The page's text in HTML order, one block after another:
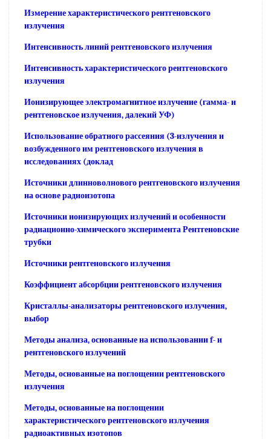
Измерение характеристического рентгеновского
излучения
Интенсивность линий рентгеновского излучения
Интенсивность характеристического рентгеновского
излучения
Ионизирующее электромагнитное излучение (гамма- и
рентгеновское излучения, далекий УФ)
Использование обратного рассеяния (3-излучения и
возбужденного им рентгеновского излучения в
исследованиях (доклад
Источники длинноволнового рентгеновского излучения
на основе радиоизотопа
Источники ионизирующих излучений и особенности
радиационно-химического эксперимента Рентгеновские
трубки
Источники рентгеновского излучения
Коэффициент абсорбции рентгеновского излучения
Кристаллы-анализаторы рентгеновского излучения,
выбор
Методы анализа, основанные на использовании f- и
рентгеновского излучений
Методы, основанные на поглощении рентгеновского
излучения
Методы, основанные на поглощении
характеристического рентгеновского излучения
радиоактивных изотопов